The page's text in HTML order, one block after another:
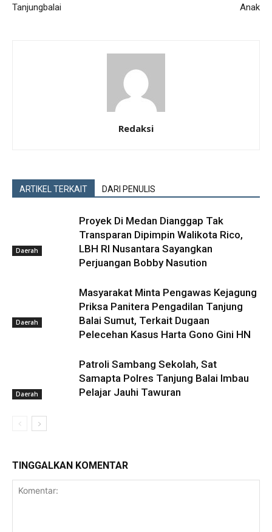
Tanjungbalai
Anak
Redaksi
ARTIKEL TERKAIT DARI PENULIS
Daerah
Proyek Di Medan Dianggap Tak
Transparan Dipimpin Walikota Rico,
LBH RI Nusantara Sayangkan
Perjuangan Bobby Nasution
Daerah
Masyarakat Minta Pengawas Kejagung
Priksa Panitera Pengadilan Tanjung
Balai Sumut, Terkait Dugaan
Pelecehan Kasus Harta Gono Gini HN
Daerah
Patroli Sambang Sekolah, Sat
Samapta Polres Tanjung Balai Imbau
Pelajar Jauhi Tawuran
TINGGALKAN KOMENTAR